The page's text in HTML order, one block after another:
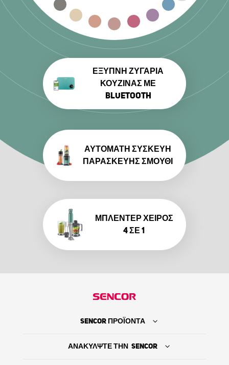
ΈΞΥΠΝΗ ΖΥΓΑΡΙΆ
ΚΟΥΖΊΝΑΣ ΜΕ
BLUETOOTH
ΑΥΤΌΜΑΤΗ ΣΥΣΚΕΥΉ
ΠΑΡΑΣΚΕΥΉΣ ΣΜΟΎΘΙ
ΜΠΛΈΝΤΕΡ ΧΕΙΡΌΣ
4 ΣΕ 1
SENCOR ΠΡΟΪΟΝΤΑ
ΑΝΑΚΥΛΨΤΕ ΤΗΝ SENCOR